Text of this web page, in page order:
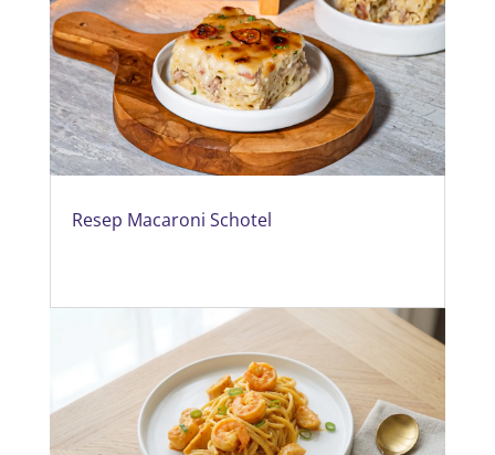
Resep Macaroni Schotel